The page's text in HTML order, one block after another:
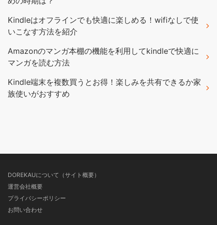
Kindleはオフラインでも快適に楽しめる！wifiなしで使
いこなす方法を紹介
Amazonのマンガ本棚の機能を利用してkindleで快適に
マンガを読む方法
Kindle端末を複数買うとお得！楽しみを共有できるか家
族使いがおすすめ
DOREKAUについて（サイト概要）
運営会社概要
プライバシーポリシー
お問い合わせ